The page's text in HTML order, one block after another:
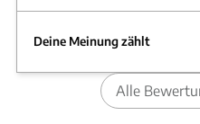
Deine Meinung zählt
Alle